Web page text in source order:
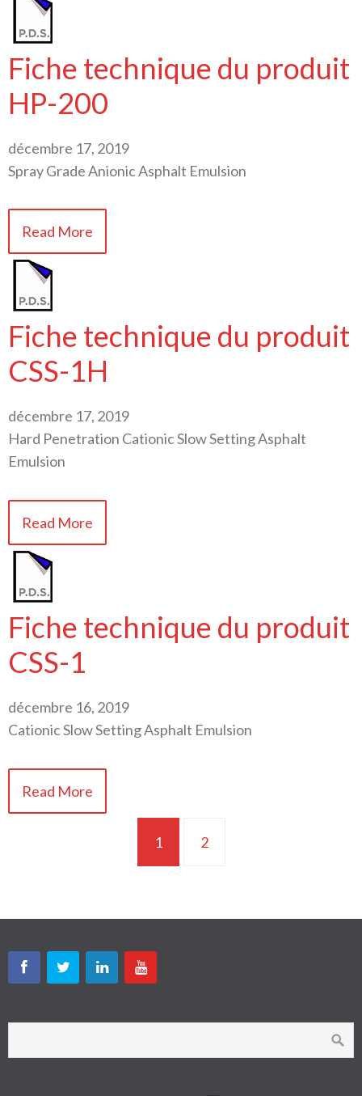
Fiche technique du produit
HP-200
décembre 17, 2019
Spray Grade Anionic Asphalt Emulsion
Read More
Fiche technique du produit
CSS-1H
décembre 17, 2019
Hard Penetration Cationic Slow Setting Asphalt
Emulsion
Read More
Fiche technique du produit
CSS-1
décembre 16, 2019
Cationic Slow Setting Asphalt Emulsion
Read More
1 2